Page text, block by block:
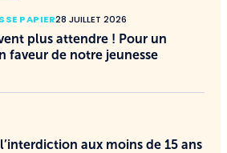
PAPIER28 JUILLET 2026
plus attendre ! Pour un
faveur de notre jeunesse
aux moins de 15 ans